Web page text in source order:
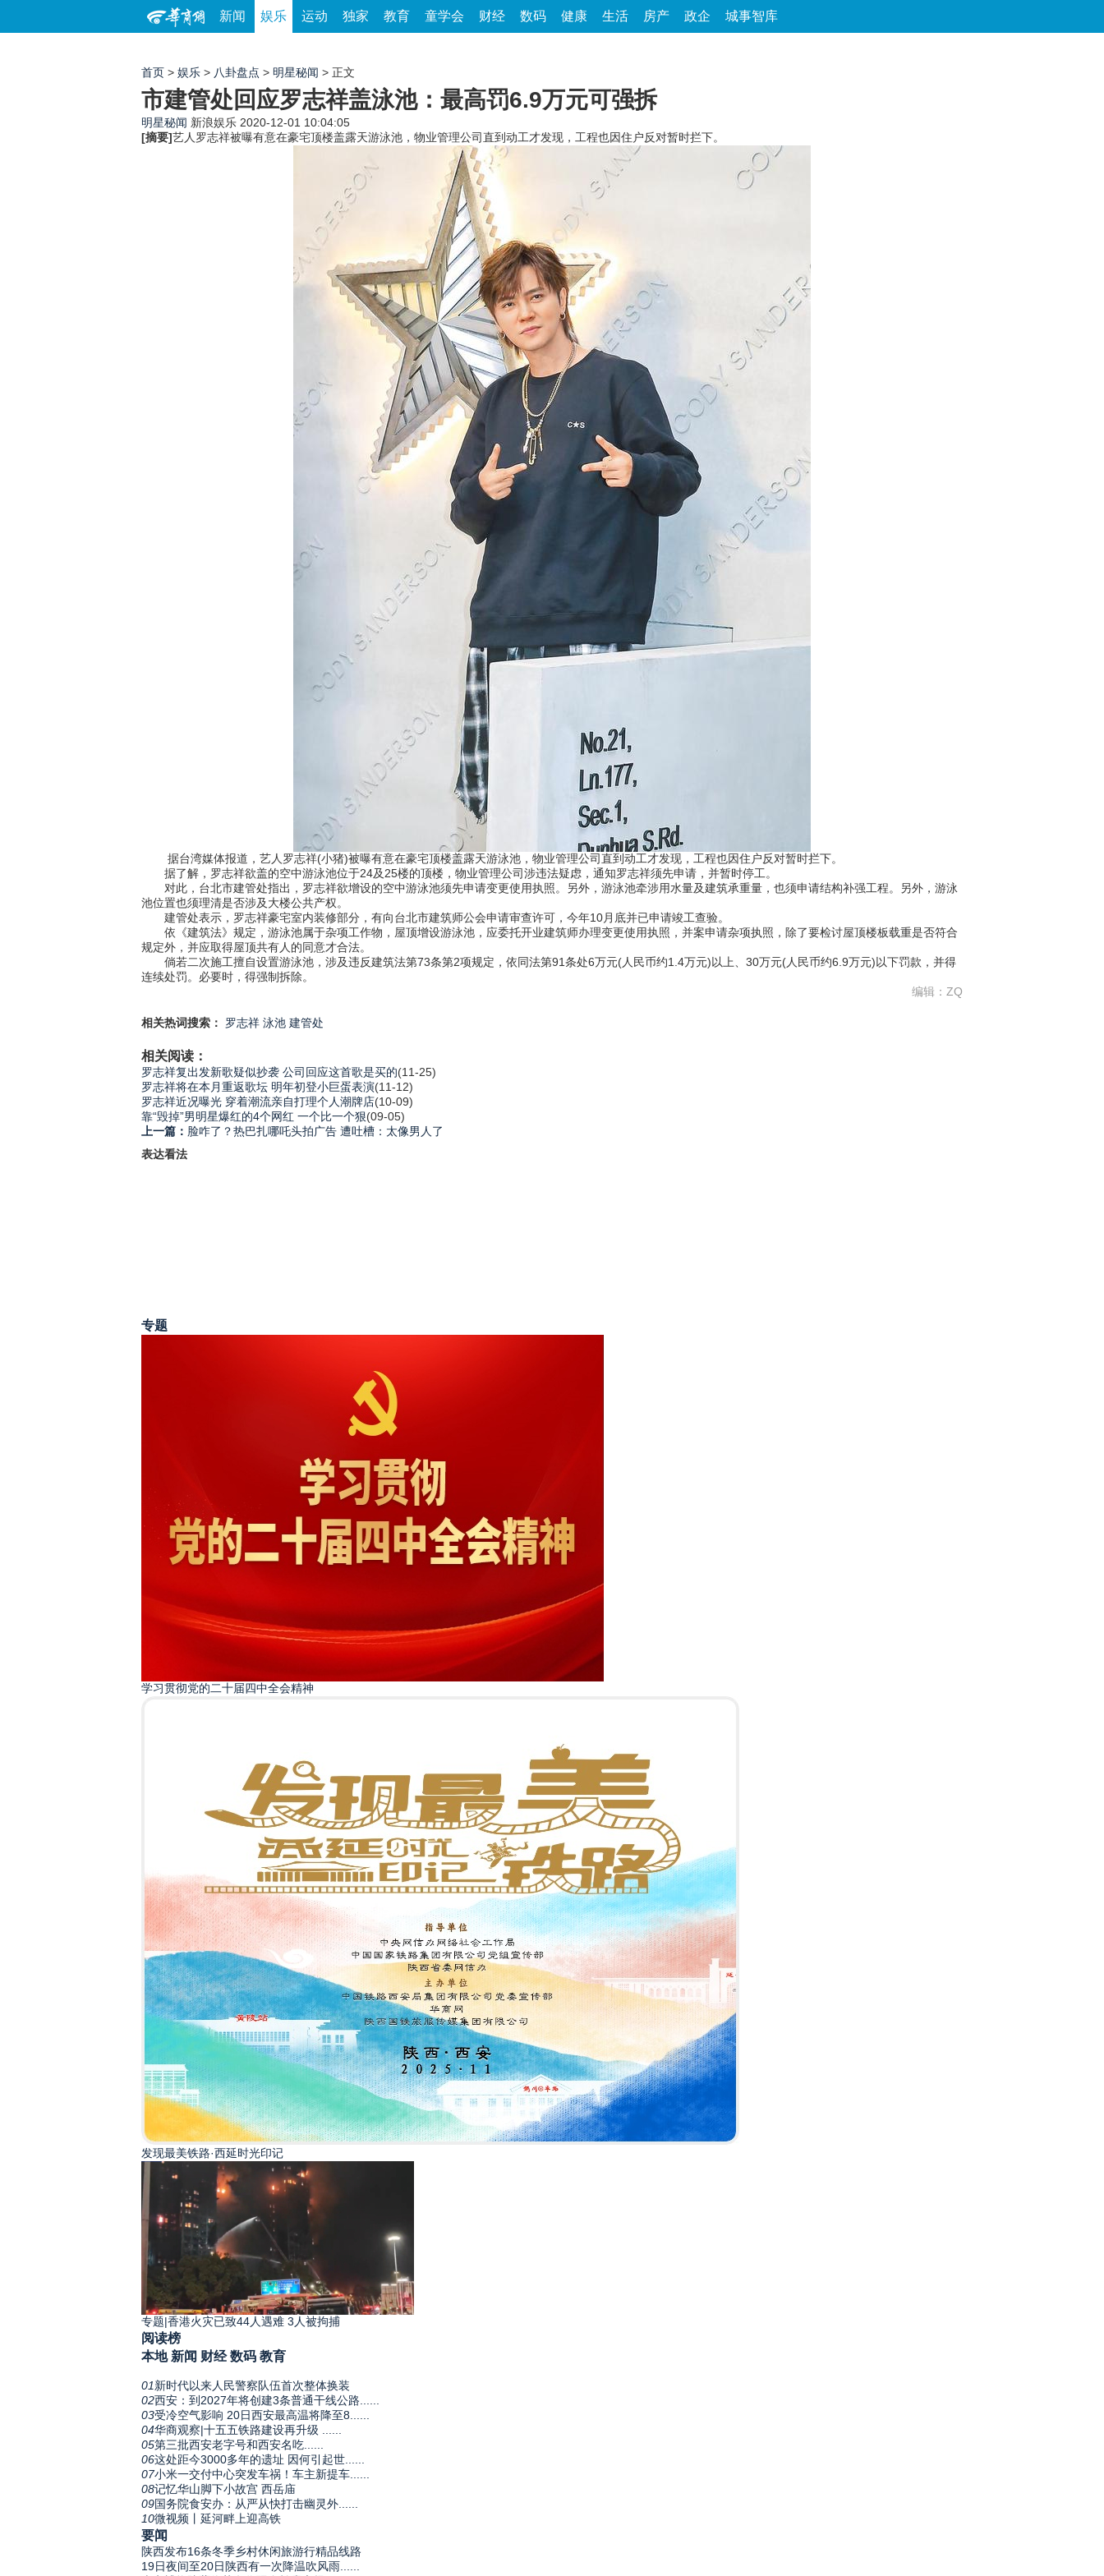
新闻 娱乐 运动 独家 教育 童学会 财经 数码 健康 生活 房产 政企 城事智库
首页 > 娱乐 > 八卦盘点 > 明星秘闻 > 正文
市建管处回应罗志祥盖泳池：最高罚6.9万元可强拆
明星秘闻 新浪娱乐 2020-12-01 10:04:05
[摘要]艺人罗志祥被曝有意在豪宅顶楼盖露天游泳池，物业管理公司直到动工才发现，工程也因住户反对暂时拦下。
据台湾媒体报道，艺人罗志祥(小猪)被曝有意在豪宅顶楼盖露天游泳池，物业管理公司直到动工才发现，工程也因住户反对暂时拦下。
据了解，罗志祥欲盖的空中游泳池位于24及25楼的顶楼，物业管理公司涉违法疑虑，通知罗志祥须先申请，并暂时停工。
对此，台北市建管处指出，罗志祥欲增设的空中游泳池须先申请变更使用执照。另外，游泳池牵涉用水量及建筑承重量，也须申请结构补强工程。另外，游泳
池位置也须理清是否涉及大楼公共产权。
建管处表示，罗志祥豪宅室内装修部分，有向台北市建筑师公会申请审查许可，今年10月底并已申请竣工查验。
依《建筑法》规定，游泳池属于杂项工作物，屋顶增设游泳池，应委托开业建筑师办理变更使用执照，并案申请杂项执照，除了要检讨屋顶楼板载重是否符合
规定外，并应取得屋顶共有人的同意才合法。
倘若二次施工擅自设置游泳池，涉及违反建筑法第73条第2项规定，依同法第91条处6万元(人民币约1.4万元)以上、30万元(人民币约6.9万元)以下罚款，并得
连续处罚。必要时，得强制拆除。
编辑：ZQ
相关热词搜索： 罗志祥 泳池 建管处
相关阅读：
罗志祥复出发新歌疑似抄袭 公司回应这首歌是买的(11-25)
罗志祥将在本月重返歌坛 明年初登小巨蛋表演(11-12)
罗志祥近况曝光 穿着潮流亲自打理个人潮牌店(10-09)
靠“毁掉”男明星爆红的4个网红 一个比一个狠(09-05)
上一篇： 脸咋了？热巴扎哪吒头拍广告 遭吐槽：太像男人了
表达看法
专题
学习贯彻党的二十届四中全会精神
发现最美铁路·西延时光印记
专题|香港火灾已致44人遇难 3人被拘捕
阅读榜
本地 新闻 财经 数码 教育
01新时代以来人民警察队伍首次整体换装
02西安：到2027年将创建3条普通干线公路......
03受冷空气影响 20日西安最高温将降至8......
04华商观察|十五五铁路建设再升级 ......
05第三批西安老字号和西安名吃......
06这处距今3000多年的遗址 因何引起世......
07小米一交付中心突发车祸！车主新提车......
08记忆华山脚下小故宫 西岳庙
09国务院食安办：从严从快打击幽灵外......
10微视频丨延河畔上迎高铁
要闻
陕西发布16条冬季乡村休闲旅游行精品线路
19日夜间至20日陕西有一次降温吹风雨......